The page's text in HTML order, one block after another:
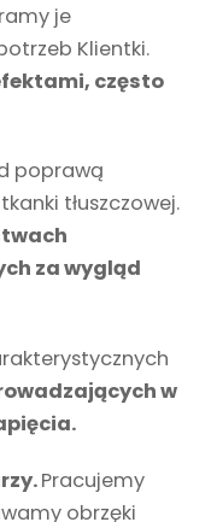
je
Klientki.
często
poprawą
tłuszczowej.
za wygląd
w
Pracujemy
obrzęki